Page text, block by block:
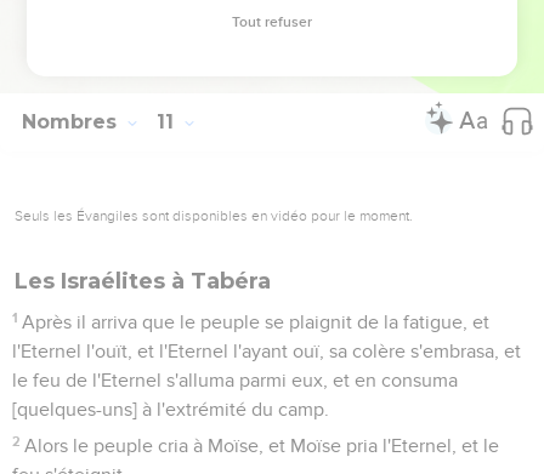
Nombres 11
Seuls les Évangiles sont disponibles en vidéo pour le moment.
Les Israélites à Tabéra
1 Après il arriva que le peuple se plaignit de la fatigue, et
l'Eternel l'ouït, et l'Eternel l'ayant ouï, sa colère s'embrasa, et
le feu de l'Eternel s'alluma parmi eux, et en consuma
[quelques-uns] à l'extrémité du camp.
2 Alors le peuple cria à Moïse, et Moïse pria l'Eternel, et le
Tout refuser